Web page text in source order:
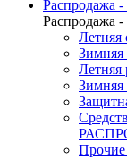
Распродажа
Распродажа